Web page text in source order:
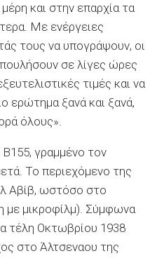
και στην επαρχία τα
Με ενέργειες
τους να υπογράψουν, οι
σε λίγες ώρες
τιμές και να
ερώτημα ξανά και ξανά,
όλους».
Β155, γραμμένο τον
Το περιεχόμενο της
Αβίβ, ωστόσο στο
με μικροφίλμ). Σύμφωνα
τέλη Οκτωβρίου 1938
στο Άλτσεναου της